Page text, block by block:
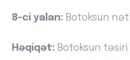
8-ci yalan: Botoksun
Həqiqət: Botoksun